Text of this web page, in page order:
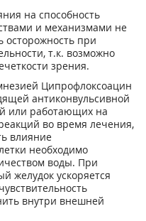
на способность
и механизмами не
осторожность при
т.к. возможно
зрения.
Ципрофлоксоацин
антиконвульсивной
или работающих на
во время лечения,
влияние
необходимо
воды. При
желудок ускоряется
внутри внешней